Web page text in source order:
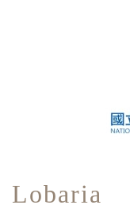
Lobaria